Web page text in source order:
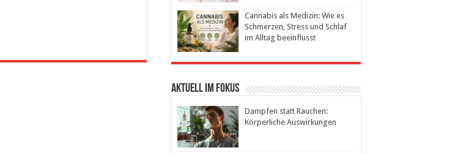
Cannabis als Medizin: Wie es
Schmerzen, Stress und Schlaf
im Alltag beeinflusst
Aktuell im Fokus
Dampfen statt Rauchen:
Körperliche Auswirkungen